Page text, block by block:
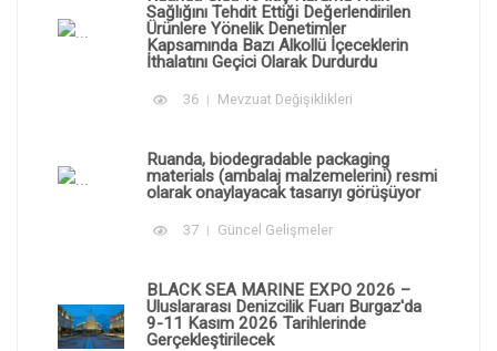
Sağlığını Tehdit Ettiği Değerlendirilen
Ürünlere Yönelik Denetimler
Kapsamında Bazı Alkollü İçeceklerin
İthalatını Geçici Olarak Durdurdu
36 Mevzuat Değişiklikleri
Ruanda, biodegradable packaging
materials (ambalaj malzemelerini) resmi
olarak onaylayacak tasarıyı görüşüyor
37 Güncel Gelişmeler
BLACK SEA MARINE EXPO 2026 –
Uluslararası Denizcilik Fuarı Burgaz'da
9-11 Kasım 2026 Tarihlerinde
Gerçekleştirilecek